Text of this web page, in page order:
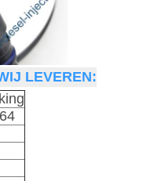
LEVEREN: